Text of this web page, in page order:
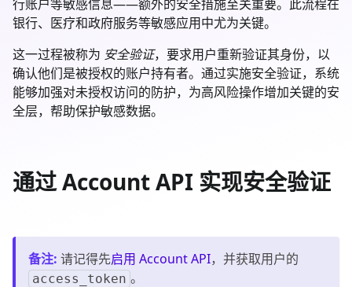
行账户等敏感信息——额外的安全措施至关重要。此流程在
银行、医疗和政府服务等敏感应用中尤为关键。
这一过程被称为 安全验证，要求用户重新验证其身份，以
确认他们是被授权的账户持有者。通过实施安全验证，系统
能够加强对未授权访问的防护，为高风险操作增加关键的安
全层，帮助保护敏感数据。
通过 Account API 实现安全验证
备注: 请记得先启用 Account API，并获取用户的
access_token 。